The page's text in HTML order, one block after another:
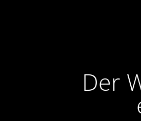
Der